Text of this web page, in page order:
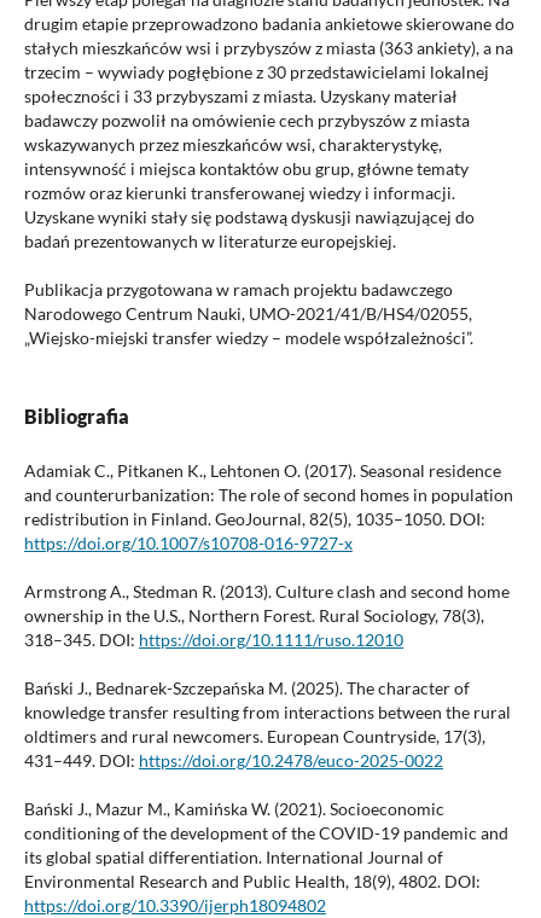
drugim etapie przeprowadzono badania ankietowe skierowane do
stałych mieszkańców wsi i przybyszów z miasta (363 ankiety), a na
trzecim – wywiady pogłębione z 30 przedstawicielami lokalnej
społeczności i 33 przybyszami z miasta. Uzyskany materiał
badawczy pozwolił na omówienie cech przybyszów z miasta
wskazywanych przez mieszkańców wsi, charakterystykę,
intensywność i miejsca kontaktów obu grup, główne tematy
rozmów oraz kierunki transferowanej wiedzy i informacji.
Uzyskane wyniki stały się podstawą dyskusji nawiązującej do
badań prezentowanych w literaturze europejskiej.
Publikacja przygotowana w ramach projektu badawczego
Narodowego Centrum Nauki, UMO-2021/41/B/HS4/02055,
„Wiejsko-miejski transfer wiedzy – modele współzależności”.
Bibliografia
Adamiak C., Pitkanen K., Lehtonen O. (2017). Seasonal residence
and counterurbanization: The role of second homes in population
redistribution in Finland. GeoJournal, 82(5), 1035–1050. DOI:
https://doi.org/10.1007/s10708-016-9727-x
Armstrong A., Stedman R. (2013). Culture clash and second home
ownership in the U.S., Northern Forest. Rural Sociology, 78(3),
318–345. DOI: https://doi.org/10.1111/ruso.12010
Bański J., Bednarek-Szczepańska M. (2025). The character of
knowledge transfer resulting from interactions between the rural
oldtimers and rural newcomers. European Countryside, 17(3),
431–449. DOI: https://doi.org/10.2478/euco-2025-0022
Bański J., Mazur M., Kamińska W. (2021). Socioeconomic
conditioning of the development of the COVID-19 pandemic and
its global spatial differentiation. International Journal of
Environmental Research and Public Health, 18(9), 4802. DOI:
https://doi.org/10.3390/ijerph18094802